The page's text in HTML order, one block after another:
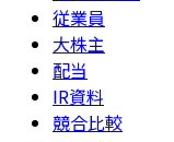
従業員
大株主
配当
IR資料
競合比較